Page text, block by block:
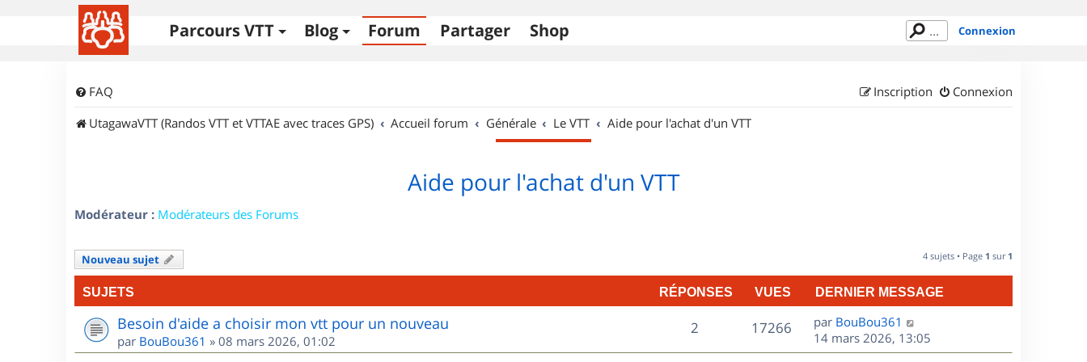
Parcours VTT Blog Forum Partager Shop Connexion
FAQ Connexion
Inscription
UtagawaVTT (Randos VTT et VTTAE avec traces GPS)
Accueil forum Générale Le VTT Aide pour l'achat d'un VTT
Aide pour l'achat d'un VTT
Modérateur : Modérateurs des Forums
Nouveau sujet 4 sujets • Page 1 sur 1
SUJETS RÉPONSES VUES DERNIER MESSAGE
Besoin d'aide a choisir mon vtt pour un nouveau
par BouBou361 » 08 mars 2026, 01:02
2R
é
17266V
u
D
e
r
par BouBou361
14 mars 2026, 13:05